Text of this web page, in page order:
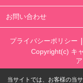
お問い合わせ
プライバシーポリシー
Copyright(c) キ
当サイトでは、お客様の当